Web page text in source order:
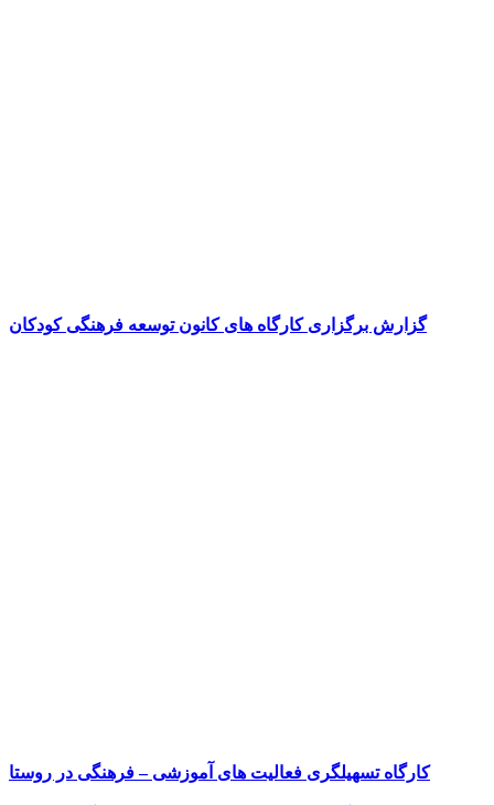
گزارش برگزاری کارگاه های کانون توسعه فرهنگی کودکان
کارگاه تسهیلگری فعالیت های آموزشی – فرهنگی در روستا